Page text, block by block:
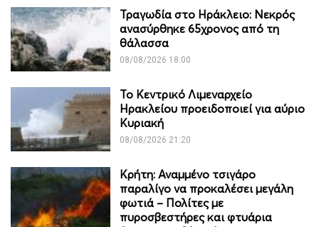
Τραγωδία στο Ηράκλειο: Νεκρός
ανασύρθηκε 65χρονος από τη
θάλασσα
08/08/2026 18:00
Το Κεντρικό Λιμεναρχείο
Ηρακλείου προειδοποιεί για αύριο
Κυριακή
08/08/2026 21:20
Κρήτη: Αναμμένο τσιγάρο
παραλίγο να προκαλέσει μεγάλη
φωτιά – Πολίτες με
πυροσβεστήρες και φτυάρια